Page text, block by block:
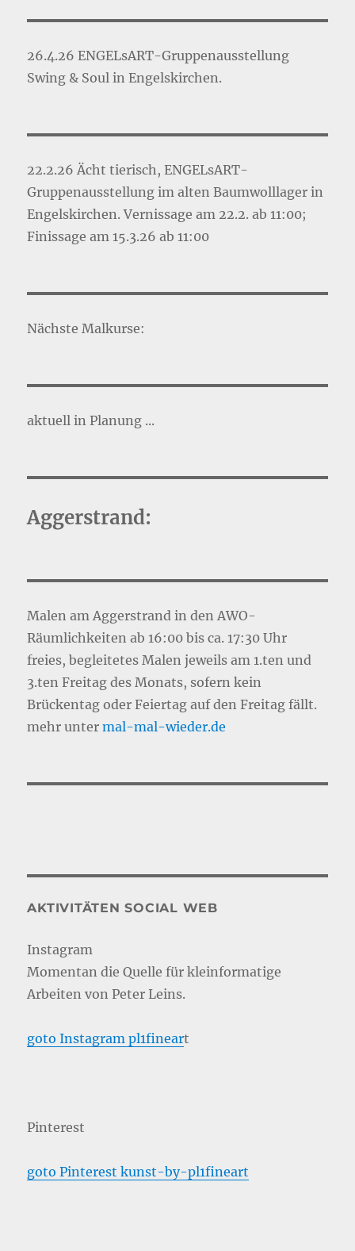
26.4.26 ENGELsART-Gruppenausstellung
Swing & Soul in Engelskirchen.
22.2.26 Ächt tierisch, ENGELsART-
Gruppenausstellung im alten Baumwolllager in
Engelskirchen. Vernissage am 22.2. ab 11:00;
Finissage am 15.3.26 ab 11:00
Nächste Malkurse:
aktuell in Planung ...
Aggerstrand:
Malen am Aggerstrand in den AWO-
Räumlichkeiten ab 16:00 bis ca. 17:30 Uhr
freies, begleitetes Malen jeweils am 1.ten und
3.ten Freitag des Monats, sofern kein
Brückentag oder Feiertag auf den Freitag fällt.
mehr untermal-mal-wieder.de
AKTIVITÄTEN SOCIAL WEB
Instagram
Momentan die Quelle für kleinformatige
Arbeiten von Peter Leins.
goto Instagram pl1fineart
Pinterest
goto Pinterest kunst-by-pl1fineart